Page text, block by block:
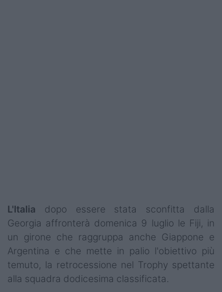
L'Italia dopo essere stata sconfitta dalla
Georgia affronterà domenica 9 luglio le Fiji, in
un girone che raggruppa anche Giappone e
Argentina e che mette in palio l'obiettivo più
temuto, la retrocessione nel Trophy spettante
alla squadra dodicesima classificata.